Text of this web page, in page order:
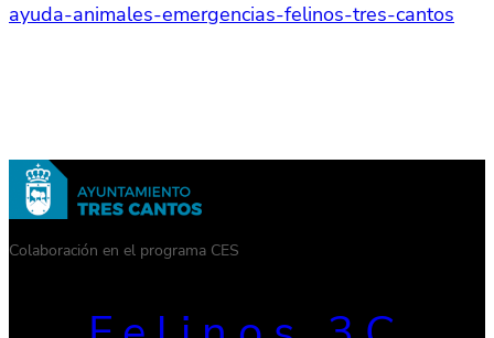
ayuda-animales-emergencias-felinos-tres-cantos
Colaboración en el programa CES